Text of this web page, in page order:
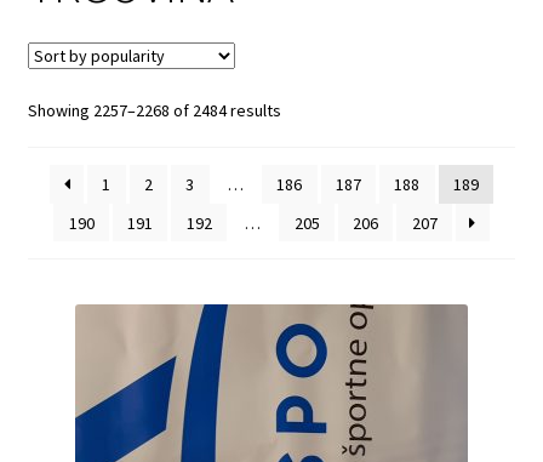
SPLETNA PRODAJA
Showing 2257–2268 of 2484 results
1 2 3 … 186 187 188
189
190
191 192 … 205 206 207